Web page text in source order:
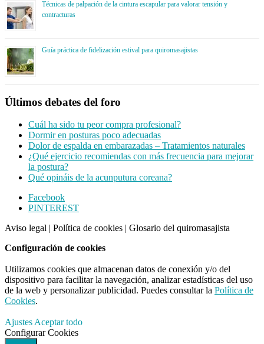
Técnicas de palpación de la cintura escapular para valorar tensión y
contracturas
Guía práctica de fidelización estival para quiromasajistas
Últimos debates del foro
Cuál ha sido tu peor compra profesional?
Dormir en posturas poco adecuadas
Dolor de espalda en embarazadas – Tratamientos naturales
¿Qué ejercicio recomiendas con más frecuencia para mejorar
la postura?
Qué opináis de la acunputura coreana?
Footer
CTA
Facebook
PINTEREST
Aviso legal | Política de cookies | Glosario del quiromasajista
Configuración de cookies
Utilizamos cookies que almacenan datos de conexión y/o del
dispositivo para facilitar la navegación, analizar estadísticas del uso
de la web y personalizar publicidad. Puedes consultar la Política de
Cookies.
Ajustes Aceptar todo
Configurar Cookies